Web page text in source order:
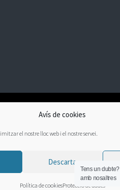
Avís de cookies
el nostre lloc web i el nostre servei.
Descarta
Política de cookiesProtecció de dades
Tens un dubte?
amb nosaltres